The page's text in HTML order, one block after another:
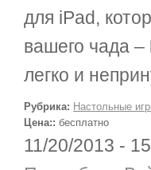
для iPad,
вашего чада –
легко и
Рубрика: Настольные
Цена:: бесплатно
11/20/2013 -
о